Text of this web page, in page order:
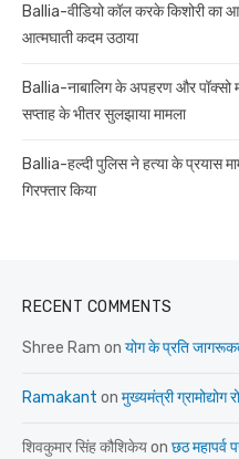
Ballia-वीडियो कॉल करके किशोरी का
आत्मघाती कदम उठाया
Ballia-नाबालिग के अपहरण और पॉक्सो
सप्ताह के भीतर सुलझाया मामला
Ballia-हल्दी पुलिस ने हत्या के प्रयास
गिरफ्तार किया
RECENT COMMENTS
Shree Ram on योग के प्रति
Ramakant on मुख्यमंत्री ग्रामोद्योग
शिवकुमार सिंह कौशिकेयon छठ महापर्व